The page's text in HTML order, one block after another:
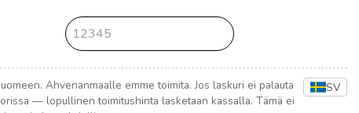
Ahvenanmaalle emme toimita. Jos laskuri ei palauta
— lopullinen toimitushinta lasketaan kassalla. Tämä ei
SV